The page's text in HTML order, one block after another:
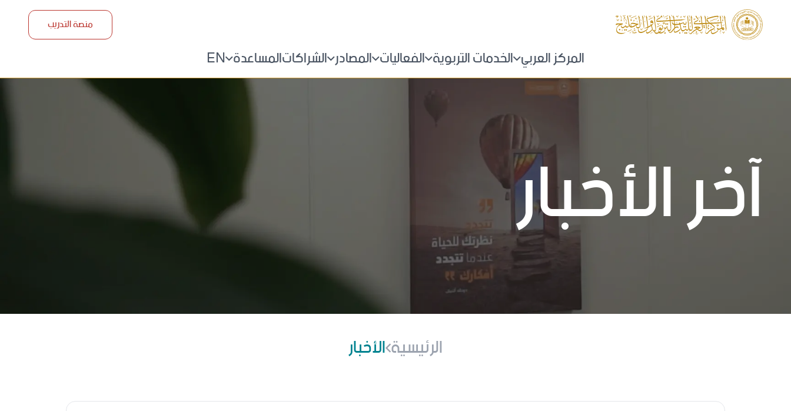
منصة التدريب
المركز العربي
كلمة المدير
الرؤية و الرسالة و القيم
فريق العمل
الخدمات التربوية
التدريب التربوي
الاستشارات التربوية
المكتبة
القاعات التدريبية
الفعاليات
الاخبار
المصادر
اصدارات المركز
الشراكاتالمساعدة
اتصل بنا
EN
آخر الأخبار
الرئيسيةالأخبار